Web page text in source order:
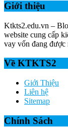
Giới thiệu
Ktkts2.edu.vn –
website cung cấp
vay vốn đang được
Về KTKTS2
Giới Thiệu
Liên hệ
Sitemap
Chính Sách